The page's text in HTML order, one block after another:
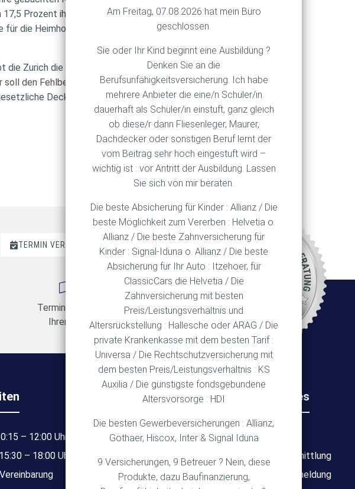
Prozent ihrer Ansprüche in Aussicht gestellt.
die Heimholung von Thomas-Cook-Urlaubern
die Zurich die Quote nun auf 26,38 Prozent an.
soll den Fehlbetrag nach dem Willen der
Deckelung am Bedarf der Reisekunden
Am Freitag, 07.08.2026 hat mein Büro
geschlossen.
Sie oder Ihr Kind beginnt eine Ausbildung ?
Denken Sie an die
Berufsunfähigkeitsversicherung. Ich habe
mehrere Anbieter die eine/n Schüler/in
dauerhaft als Schüler/in einstuft, ganz gleich
ob diese/r dann Fliesenleger, Maurer,
Dachdecker oder sonstigen Beruf lernt der
vom Beitrag sehr hoch eingestuft wird –
wichtig ist : vor Antritt der Ausbildung. Lassen
Sie sich von mir beraten.
Die beste Absicherung für Kinder : Allianz / Die
beste Möglichkeit zum Vererben : Helvetia o.
Allianz / Die beste Zahnversicherung für
Kinder : Signal-Iduna o. Allianz / Die beste
Absicherung für Ihr Auto : Itzehoer, für
ClassicCars die Helvetia / Die
Zahnversicherung mit besten
Preis/Leistungsverhältnis und
Altersrückstellung : Hallesche oder ARAG / Die
private Krankenkasse mit dem besten Tarif :
Universa / Die Rechtschutzversicherung mit
dem besten Preis/Leistungsverhältnis : KS
Auxilia / Die günstigste fondsgebundene
Altersvorsorge : HDI
Die besten Gewerbeversicherungen : Allianz,
Gothaer, Hiscox, Inter & Signal Iduna
9 Versicherungen, 9 Betreuer ? Nein, diese
Produkte, dazu Baufinanzierung,
TERMIN VEREINBAREN
Termine am Ort
Ihrer Wahl
– 12:00 Uhr
– 18:00 Uhr
Rechtliches
Impressum
Erstinformation
Wichtiges
Über mich
Bedarfsermittlung
Schadensmeldung